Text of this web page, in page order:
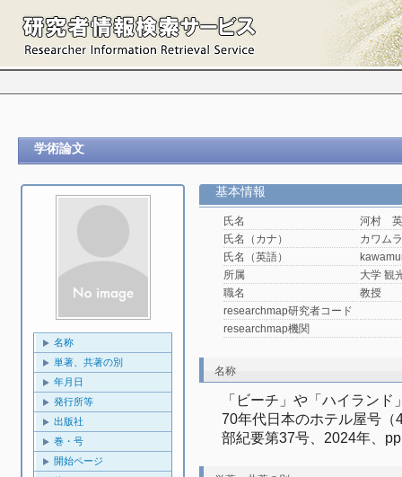
学術論文
名称
単著、共著の別
年月日
発行所等
出版社
巻・号
開始ページ
基本情報
氏名
河村
氏名（カナ）
カワム
氏名（英語）
所属
大学 観
職名
教授
researchmap研究者コード
researchmap機関
名称
「ビーチ」や「ハイラン
70年代日本のホテル屋号
部紀要第37号、2024年、